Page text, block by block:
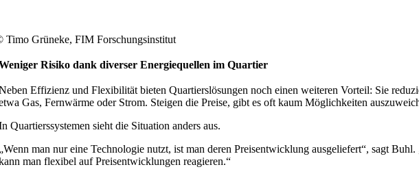
Timo Grüneke, FIM Forschungsinstitut
Risiko dank diverser Energiequellen im Quartier
Effizienz und Flexibilität bieten Quartierslösungen noch einen weiteren Vorteil: Sie
Gas, Fernwärme oder Strom. Steigen die Preise, gibt es oft kaum Möglichkeiten
Quartierssystemen sieht die Situation anders aus.
man nur eine Technologie nutzt, ist man deren Preisentwicklung ausgeliefert“, sagt
man flexibel auf Preisentwicklungen reagieren.“